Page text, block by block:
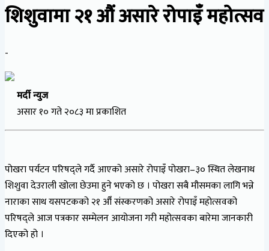
शिशुवामा २१ औं असारे रोपाइँ महोत्सव
-
मर्दी न्युज
असार १० गते २०८३ मा प्रकाशित
पोखरा पर्यटन परिषद्ले गर्दै आएको असारे रोपाइँ पोखरा–३० स्थित लेखनाथ
शिशुवा देउराली खोला छेउमा हुने भएको छ । पोखरा सबै मौसमका लागि भन्ने
नाराका साथ यसपटकको २१ औँ संस्करणको असारे रोपाइँ महोत्सवको
परिषद्ले आज पत्रकार सम्मेलन आयोजना गरी महोत्सवका बारेमा जानकारी
दिएको हो ।